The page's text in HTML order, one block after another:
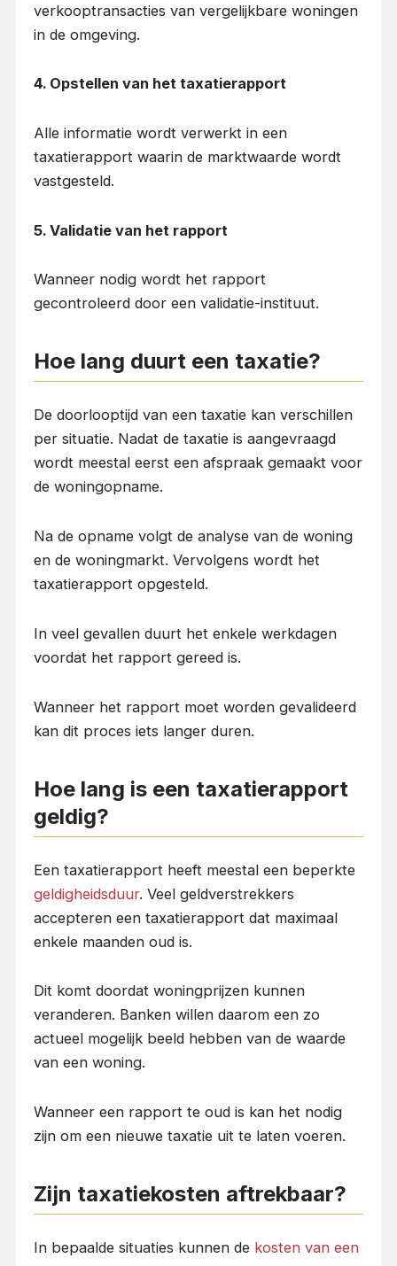
verkooptransacties van vergelijkbare woningen
in de omgeving.
4. Opstellen van het taxatierapport
Alle informatie wordt verwerkt in een
taxatierapport waarin de marktwaarde wordt
vastgesteld.
5. Validatie van het rapport
Wanneer nodig wordt het rapport
gecontroleerd door een validatie-instituut.
Hoe lang duurt een taxatie?
De doorlooptijd van een taxatie kan verschillen
per situatie. Nadat de taxatie is aangevraagd
wordt meestal eerst een afspraak gemaakt voor
de woningopname.
Na de opname volgt de analyse van de woning
en de woningmarkt. Vervolgens wordt het
taxatierapport opgesteld.
In veel gevallen duurt het enkele werkdagen
voordat het rapport gereed is.
Wanneer het rapport moet worden gevalideerd
kan dit proces iets langer duren.
Hoe lang is een taxatierapport
geldig?
Een taxatierapport heeft meestal een beperkte
geldigheidsduur. Veel geldverstrekkers
accepteren een taxatierapport dat maximaal
enkele maanden oud is.
Dit komt doordat woningprijzen kunnen
veranderen. Banken willen daarom een zo
actueel mogelijk beeld hebben van de waarde
van een woning.
Wanneer een rapport te oud is kan het nodig
zijn om een nieuwe taxatie uit te laten voeren.
Zijn taxatiekosten aftrekbaar?
In bepaalde situaties kunnen de kosten van een